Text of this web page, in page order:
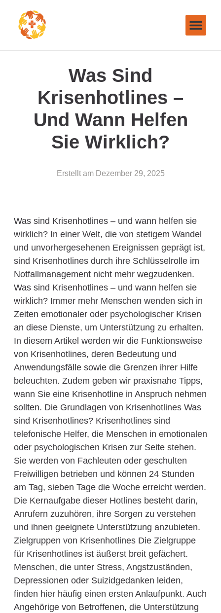
Was Sind
Krisenhotlines –
Und Wann Helfen
Sie Wirklich?
Erstellt am Dezember 29, 2025
Was sind Krisenhotlines – und wann helfen sie
wirklich? In einer Welt, die von stetigem Wandel
und unvorhergesehenen Ereignissen geprägt ist,
sind Krisenhotlines durch ihre Schlüsselrolle im
Notfallmanagement nicht mehr wegzudenken.
Was sind Krisenhotlines – und wann helfen sie
wirklich? Immer mehr Menschen wenden sich in
Zeiten emotionaler oder psychologischer Krisen
an diese Dienste, um Unterstützung zu erhalten.
In diesem Artikel werden wir die Funktionsweise
von Krisenhotlines, deren Bedeutung und
Anwendungsfälle sowie die Grenzen ihrer Hilfe
beleuchten. Zudem geben wir praxisnahe Tipps,
wann Sie eine Krisenhotline in Anspruch nehmen
sollten. Die Grundlagen von Krisenhotlines Was
sind Krisenhotlines? Krisenhotlines sind
telefonische Helfer, die Menschen in emotionalen
oder psychologischen Krisen zur Seite stehen.
Sie werden von Fachleuten oder geschulten
Freiwilligen betrieben und können 24 Stunden
am Tag, sieben Tage die Woche erreicht werden.
Die Kernaufgabe dieser Hotlines besteht darin,
Anrufern zuzuhören, ihre Sorgen zu verstehen
und ihnen geeignete Unterstützung anzubieten.
Zielgruppen von Krisenhotlines Die Zielgruppe
für Krisenhotlines ist äußerst breit gefächert.
Menschen, die unter Stress, Angstzuständen,
Depressionen oder Suizidgedanken leiden,
finden hier häufig einen ersten Anlaufpunkt. Auch
Angehörige von Betroffenen, die Unterstützung